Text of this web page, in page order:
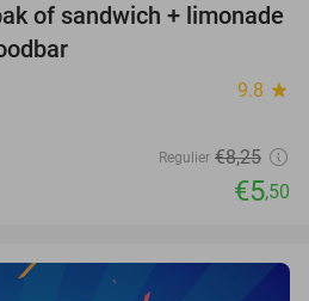
33%
of sandwich + limonade
9.8 star
Regulier €8,25
€5,50